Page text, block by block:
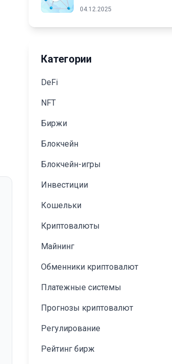
торговли криптовалютами
04.12.2025
Категории
DeFi
NFT
Биржи
Блокчейн
Блокчейн-игры
Инвестиции
Кошельки
Криптовалюты
Майнинг
Обменники криптовалют
Платежные системы
Прогнозы криптовалют
Регулирование
Рейтинг бирж